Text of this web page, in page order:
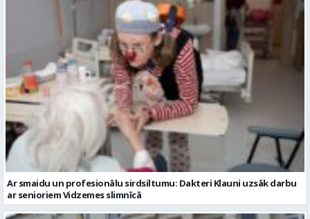
Ar smaidu un profesionālu sirdsiltumu: Dakteri Klauni uzsāk darbu
ar senioriem Vidzemes slimnīcā